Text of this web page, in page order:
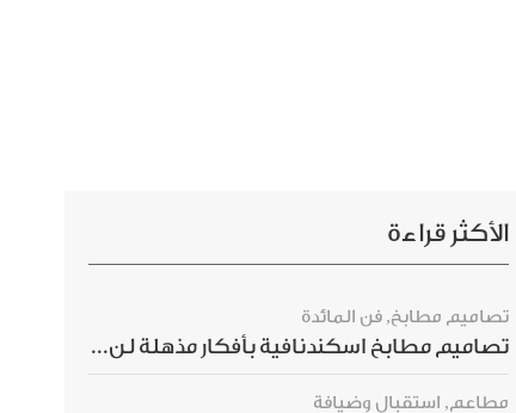
الأكثر قراءة
تصاميم مطابخ, فن المائدة
تصاميم مطابخ اسكندنافية بأفكار مذهلة لن ترغبي بتفويتها
مطاعم, استقبال وضيافة